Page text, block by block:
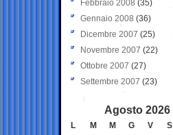
Febbraio 2008 (35)
Gennaio 2008 (36)
Dicembre 2007 (25)
Novembre 2007 (22)
Ottobre 2007 (27)
Settembre 2007 (23)
Agosto 2026
L M M G V S